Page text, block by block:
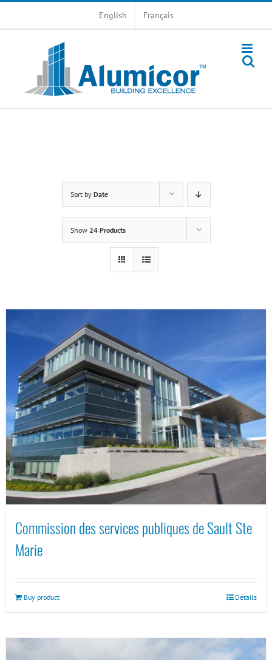
English Français
Sort by Date
Show 24 Products
Commission des services publiques de Sault Ste
Marie
Buy product Details